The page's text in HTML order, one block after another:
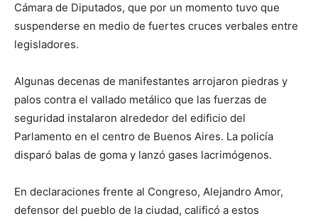
Cámara de Diputados, que por un momento tuvo que
suspenderse en medio de fuertes cruces verbales entre
legisladores.
Algunas decenas de manifestantes arrojaron piedras y
palos contra el vallado metálico que las fuerzas de
seguridad instalaron alrededor del edificio del
Parlamento en el centro de Buenos Aires. La policía
disparó balas de goma y lanzó gases lacrimógenos.
En declaraciones frente al Congreso, Alejandro Amor,
defensor del pueblo de la ciudad, calificó a estos